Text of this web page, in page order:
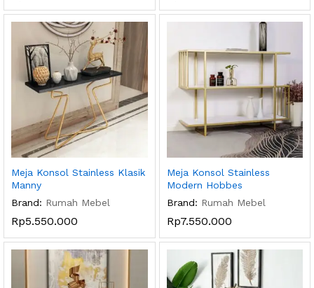
Meja Konsol Stainless Klasik
Manny
Brand: Rumah Mebel
Rp5.550.000
Meja Konsol Stainless
Modern Hobbes
Brand: Rumah Mebel
Rp7.550.000